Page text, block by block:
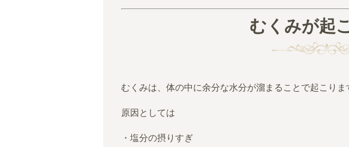
むくみが起
むくみは、体の中に余分な水分が溜まることで起こりま
原因としては
・塩分の摂りすぎ